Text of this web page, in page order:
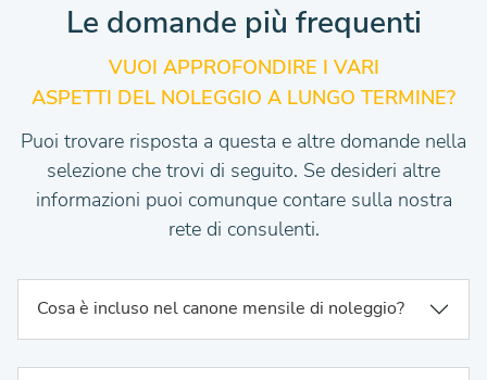
Le domande più frequenti
VUOI APPROFONDIRE I VARI
ASPETTI DEL NOLEGGIO A LUNGO TERMINE?
Puoi trovare risposta a questa e altre domande nella
selezione che trovi di seguito. Se desideri altre
informazioni puoi comunque contare sulla nostra
rete di consulenti.
Cosa è incluso nel canone mensile di noleggio?